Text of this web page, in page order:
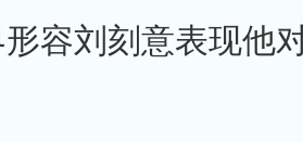
容刘刻意表现他